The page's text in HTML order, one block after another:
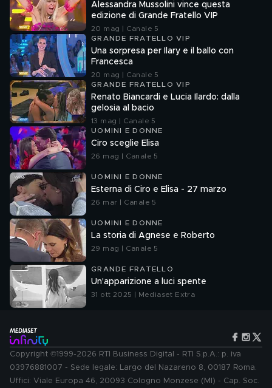
Alessandra Mussolini vince questa
edizione di Grande Fratello VIP
20 mag | Canale 5
GRANDE FRATELLO VIP
Una sorpresa per Ilary e il ballo con
Francesca
20 mag | Canale 5
GRANDE FRATELLO VIP
Renato Biancardi e Lucia Ilardo: dalla
gelosia al bacio
13 mag | Canale 5
UOMINI E DONNE
Ciro sceglie Elisa
26 mag | Canale 5
UOMINI E DONNE
Esterna di Ciro e Elisa - 27 marzo
26 mar | Canale 5
UOMINI E DONNE
La storia di Agnese e Roberto
29 mag | Canale 5
GRANDE FRATELLO
Un'apparizione a luci spente
31 ott 2025 | Mediaset Extra
Copyright ©1999-2026 RTI Business Digital - RTI S.p.A.: p. iva
03976881007 - Sede legale: Largo del Nazareno 8, 00187 Roma.
Uffici: Viale Europa 46, 20093 Cologno Monzese (MI) - Cap. Soc.